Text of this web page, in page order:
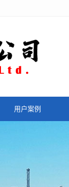
用户案例